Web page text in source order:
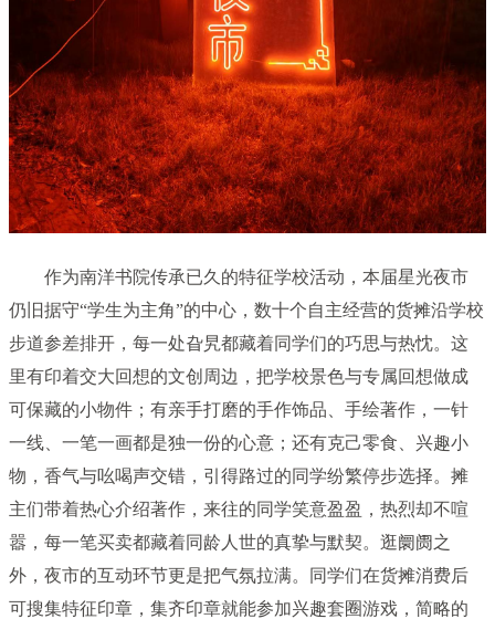
作为南洋书院传承已久的特征学校活动，本届星光夜市
仍旧据守“学生为主角”的中心，数十个自主经营的货摊沿学校
步道参差排开，每一处旮旯都藏着同学们的巧思与热忱。这
里有印着交大回想的文创周边，把学校景色与专属回想做成
可保藏的小物件；有亲手打磨的手作饰品、手绘著作，一针
一线、一笔一画都是独一份的心意；还有克己零食、兴趣小
物，香气与吆喝声交错，引得路过的同学纷繁停步选择。摊
主们带着热心介绍著作，来往的同学笑意盈盈，热烈却不喧
嚣，每一笔买卖都藏着同龄人世的真挚与默契。逛阛阓之
外，夜市的互动环节更是把气氛拉满。同学们在货摊消费后
可搜集特征印章，集齐印章就能参加兴趣套圈游戏，简略的